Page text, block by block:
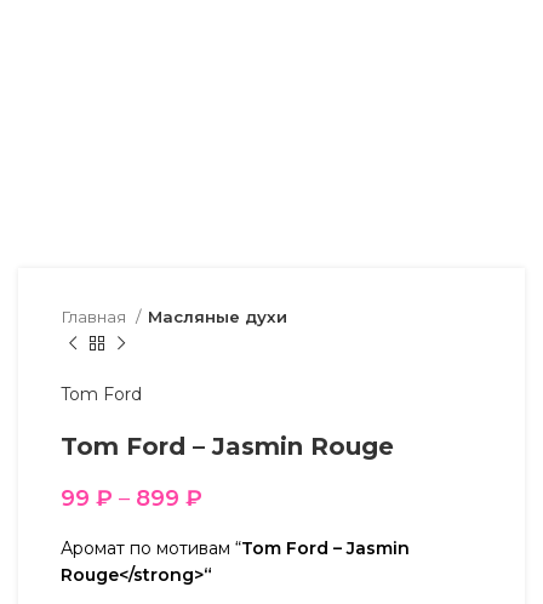
Главная Масляные духи
Tom Ford
Tom Ford – Jasmin Rouge
99 ₽ – 899 ₽
Аромат по мотивам “Tom Ford – Jasmin
Rouge</strong>“